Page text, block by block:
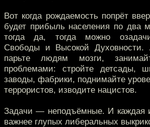
Вот когда рождаемость попрёт
будет прибыль населения по два
тогда да, тогда можно
Свободы и Высокой
парьте людям мозги,
проблемами: стройте детсады,
заводы, фабрики, поднимайте
террористов, изводите нацистов.
Задачи — неподъёмные. И каждая
важнее глупых либеральных